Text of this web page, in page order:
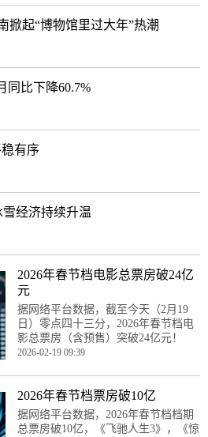
掀起“博物馆里过大年”热潮
同比下降60.7%
有序
雪经济持续升温
2026年春节档电影总票房破24亿
元
据网络平台数据，截至今天（2月19
日）零点四十三分，2026年春节档电
影总票房（含预售）突破24亿元！
2026-02-19 09:39
2026年春节档票房破10亿
据网络平台数据，2026年春节档档期
总票房破10亿，《飞驰人生3》，《惊